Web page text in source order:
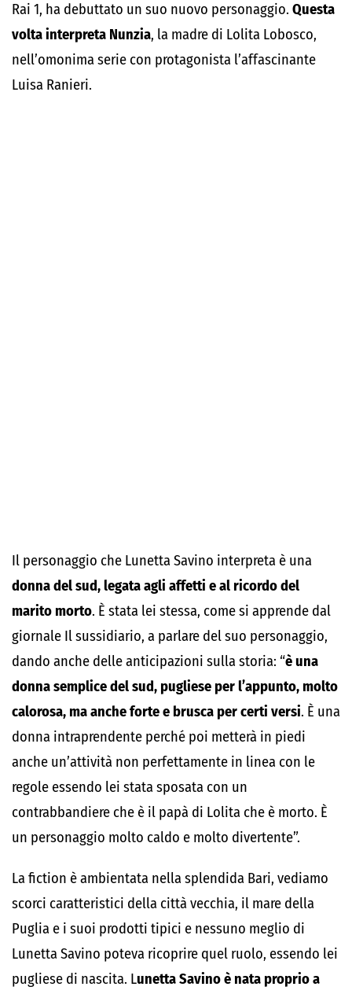
Rai 1, ha debuttato un suo nuovo personaggio. Questa
volta interpreta Nunzia, la madre di Lolita Lobosco,
nell’omonima serie con protagonista l’affascinante
Luisa Ranieri.
Il personaggio che Lunetta Savino interpreta è una
donna del sud, legata agli affetti e al ricordo del
marito morto. È stata lei stessa, come si apprende dal
giornale Il sussidiario, a parlare del suo personaggio,
dando anche delle anticipazioni sulla storia: “è una
donna semplice del sud, pugliese per l’appunto, molto
calorosa, ma anche forte e brusca per certi versi. È una
donna intraprendente perché poi metterà in piedi
anche un’attività non perfettamente in linea con le
regole essendo lei stata sposata con un
contrabbandiere che è il papà di Lolita che è morto. È
un personaggio molto caldo e molto divertente”.
La fiction è ambientata nella splendida Bari, vediamo
scorci caratteristici della città vecchia, il mare della
Puglia e i suoi prodotti tipici e nessuno meglio di
Lunetta Savino poteva ricoprire quel ruolo, essendo lei
pugliese di nascita. Lunetta Savino è nata proprio a